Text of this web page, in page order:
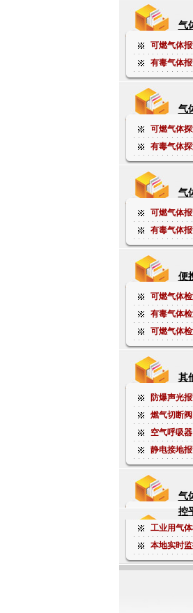
气
可燃气体
有毒气体
气
可燃气体
有毒气体
气
可燃气体
有毒气体
便
可燃气体
有毒气体
可燃气体
其
防爆声光
燃气切断阀
空气呼吸器
静电接地
气
控
工业用气
本地实时